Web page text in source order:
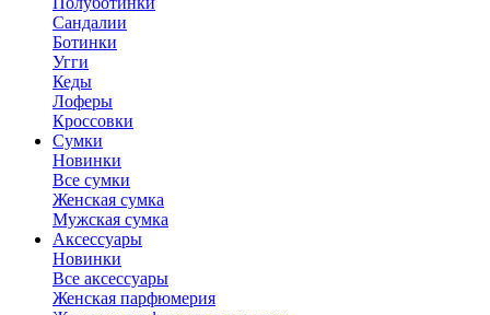
Сандалии
Ботинки
Угги
Кеды
Лоферы
Кроссовки
Сумки
Новинки
Все сумки
Женская сумка
Мужская сумка
Аксессуары
Новинки
Все аксессуары
Женская парфюмерия